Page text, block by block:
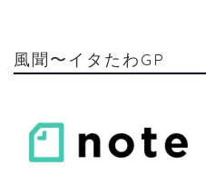
風聞〜イタたわGP